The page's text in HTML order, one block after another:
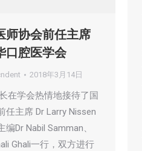
师协会前任主席
口腔医学会
2018年3月14日
在学会热情地接待了国
任主席 Dr Larry Nissen
Dr Nabil Samman、
Ghali一行，双方进行